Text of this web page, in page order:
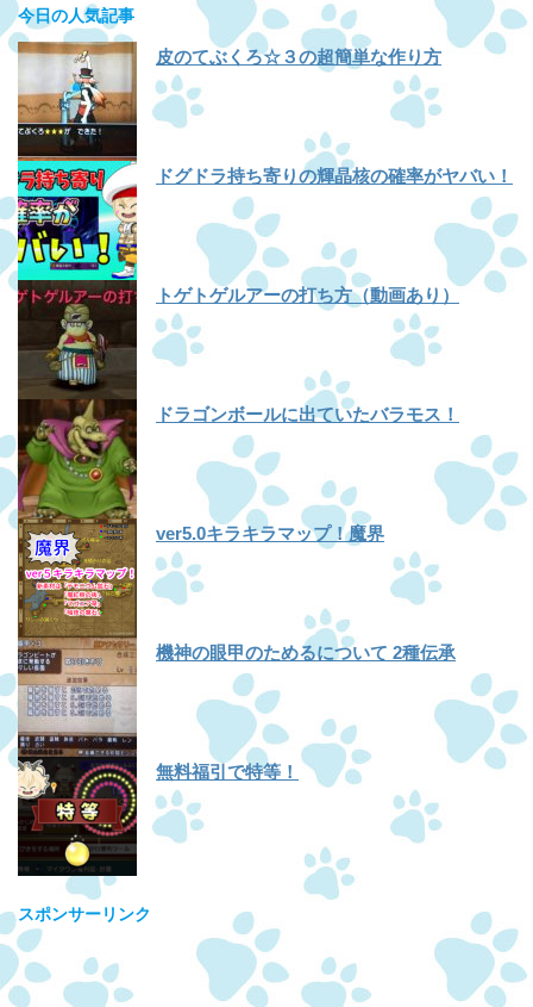
今日の人気記事
皮のてぶくろ☆３の超簡単な作り方
ドグドラ持ち寄りの輝晶核の確率がヤバい！
トゲトゲルアーの打ち方（動画あり）
ドラゴンボールに出ていたバラモス！
ver5.0キラキラマップ！魔界
機神の眼甲のためるについて 2種伝承
無料福引で特等！
スポンサーリンク